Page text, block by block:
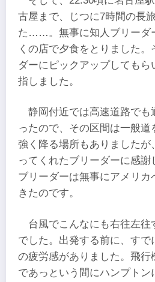
古屋まで、じつに7時間の長
た……。無事に知人ブリーダ
くの店で夕食をとりました
ダーにピックアップしてもら
指しました。
静岡付近では高速道路でも
ったので、その区間は一般
強く降る場所もありましたが
ってくれたブリーダーに感謝
ブリーダーは無事にアメリ
きたのです。
台風でこんなにも右往左往
でした。出発する前に、すで
の疲労感がありました。飛行
であっという間にハンプトン